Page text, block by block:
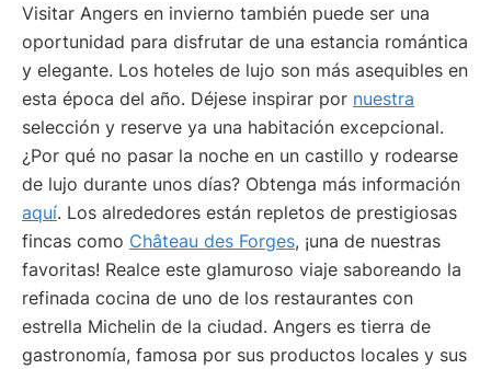
Visitar Angers en invierno también puede ser una
oportunidad para disfrutar de una estancia romántica
y elegante. Los hoteles de lujo son más asequibles en
esta época del año. Déjese inspirar por nuestra
selección y reserve ya una habitación excepcional.
¿Por qué no pasar la noche en un castillo y rodearse
de lujo durante unos días? Obtenga más información
aquí. Los alrededores están repletos de prestigiosas
fincas como Château des Forges, ¡una de nuestras
favoritas! Realce este glamuroso viaje saboreando la
refinada cocina de uno de los restaurantes con
estrella Michelin de la ciudad. Angers es tierra de
gastronomía, famosa por sus productos locales y sus